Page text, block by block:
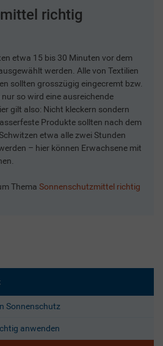
richtig
etwa 15 bis 30 Minuten vor dem
werden. Alle von Textilien
sollten grosszügig eingecremt bzw.
so wird eine ausreichende
gilt also: Nicht kleckern sondern
Produkte sollten nach dem
etwa alle zwei Stunden
– hier können Erwachsene mit
Thema Sonnenschutzmittel richtig
Sonnenschutz
anwenden